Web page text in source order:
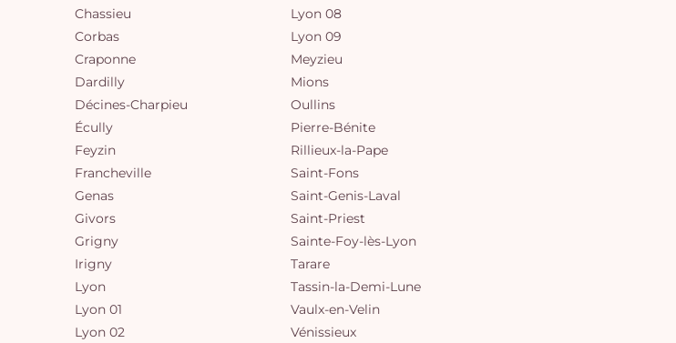
Chassieu
Corbas
Craponne
Dardilly
Décines-Charpieu
Écully
Feyzin
Francheville
Genas
Givors
Grigny
Irigny
Lyon
Lyon 01
Lyon 02
Lyon 08
Lyon 09
Meyzieu
Mions
Oullins
Pierre-Bénite
Rillieux-la-Pape
Saint-Fons
Saint-Genis-Laval
Saint-Priest
Sainte-Foy-lès-Lyon
Tarare
Tassin-la-Demi-Lune
Vaulx-en-Velin
Vénissieux